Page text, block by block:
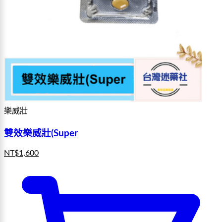
樂威壯
雙效樂威壯(Super
NT$1,600